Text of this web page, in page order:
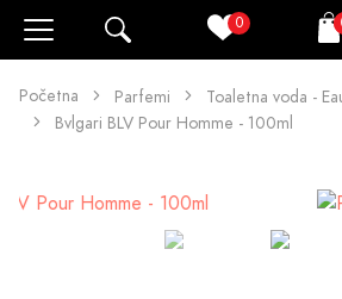
0
Početna Parfemi
Toaletna voda -
Bvlgari BLV Pour Homme - 100ml